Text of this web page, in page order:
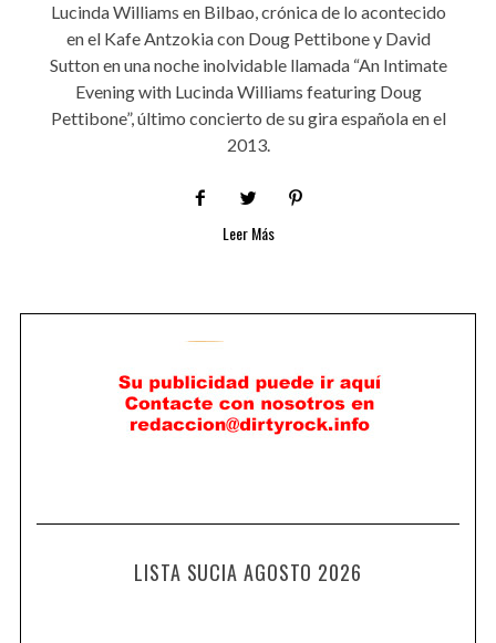
Lucinda Williams en Bilbao, crónica de lo acontecido
en el Kafe Antzokia con Doug Pettibone y David
Sutton en una noche inolvidable llamada “An Intimate
Evening with Lucinda Williams featuring Doug
Pettibone”, último concierto de su gira española en el
2013.
Leer Más
LISTA SUCIA AGOSTO 2026